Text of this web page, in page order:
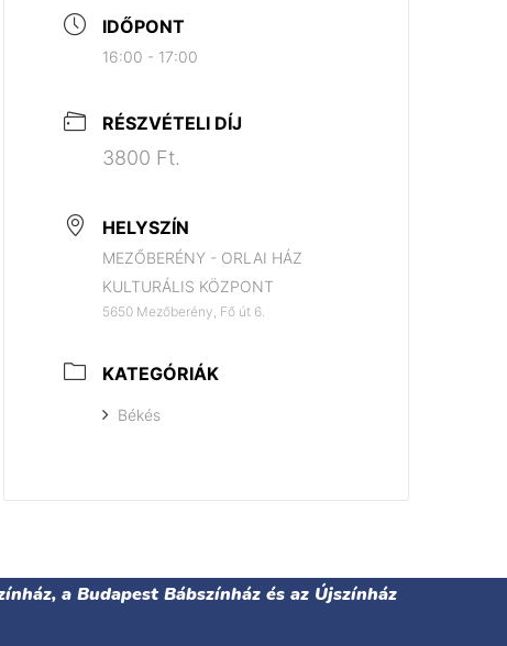
IDŐPONT
16:00 - 17:00
RÉSZVÉTELI DÍJ
3800 Ft.
HELYSZÍN
MEZŐBERÉNY - ORLAI HÁZ
KULTURÁLIS KÖZPONT
5650 Mezőberény, Fő út 6.
KATEGÓRIÁK
Békés
a Budapest Bábszínház és az Újszínház